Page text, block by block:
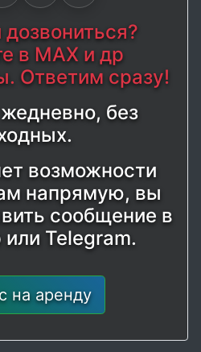
в MAX и др
Ответим сразу!
без
возможности
напрямую, вы
сообщение в
Telegram.
на аренду